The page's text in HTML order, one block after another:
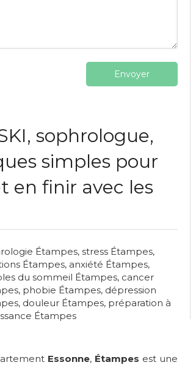
Envoyer
sophrologue,
simples pour
en finir avec les
Étampes, stress Étampes,
Étampes, anxiété Étampes,
du sommeil Étampes, cancer
, phobie Étampes, dépression
, douleur Étampes, préparation à
Étampes
Essonne, Étampes est une